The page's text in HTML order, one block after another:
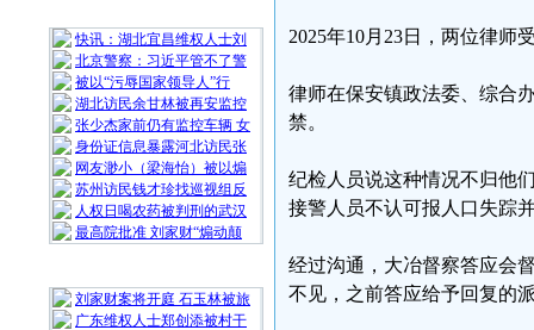
快讯：湖北宜昌维权人士刘
北京警察：习近平管不了警
被以“污辱国家领导人”行
湖北访民余甘林被再安监控
张少杰家前仍有监控车辆 女
身份证信息暴露河北访民张
网友渺小（梁海怡）被以煽
苏州访民钱才珍找巡视组反
人权日喝农药被判刑的武汉
最高院批准 刘家财“煽动颠
刘家财案将开庭 石玉林被旅
广东维权人士郑创添被村干
2025年10月23日，两位律师
律师在保安镇政法委、综合
禁。
纪检人员说这种情况不归他
接警人员不认可报人口失踪
经过沟通，大冶督察答应会
不见，之前答应给予回复的